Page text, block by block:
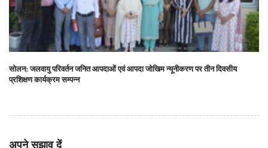
सोलन: जलवायु परिवर्तन जनित आपदाओं एवं आपदा जोखिम न्यूनीकरण पर तीन दिवसीय
प्रशिक्षण कार्यक्रम सम्पन्न
अपने सुझाव दें